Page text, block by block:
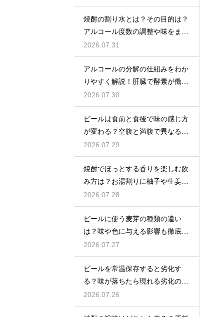
焼酎の割り水とは？その目的は？
アルコール度数の調整や味をまろ
やかにする効果を解説
2026.07.31
アルコールの分解の仕組みをわか
りやすく解説！肝臓で酵素が働き
アセトアルデヒドに変化して無害
化
2026.07.30
ビールは食前と食後で味の感じ方
が変わる？空腹と満腹で異なる味
覚の感じ方を解説
2026.07.29
焼酎でほっとする香りを楽しむ飲
み方は？お湯割りに柚子や生姜を
加えてリラックス効果を実感
2026.07.28
ビールに使う麦芽の種類の違い
は？味や色に与える影響も徹底解
説
2026.07.27
ビールを常温保存すると劣化す
る？味が落ちたら現れる劣化のサ
インを解説
2026.07.26